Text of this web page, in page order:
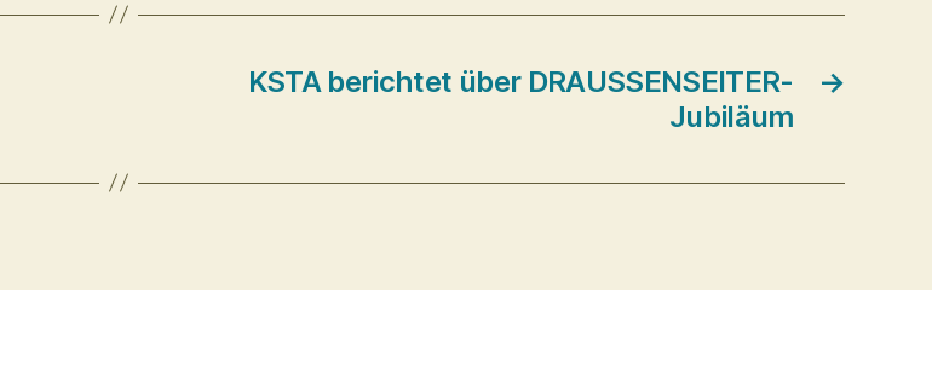
→
KSTA berichtet über DRAUSSENSEITER-
Jubiläum